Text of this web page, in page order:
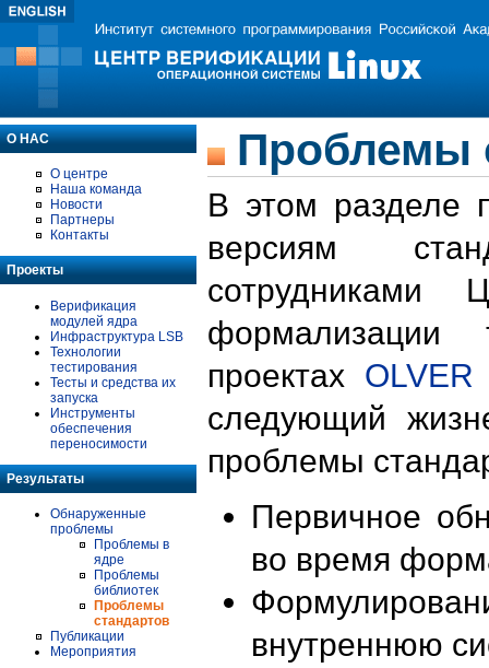
О НАС
О центре
Наша команда
Новости
Партнеры
Контакты
Проекты
Верификация
модулей ядра
Инфраструктура LSB
Технологии
тестирования
Тесты и средства их
запуска
Инструменты
обеспечения
переносимости
Результаты
Обнаруженные
проблемы
Проблемы в
ядре
Проблемы
библиотек
Проблемы
стандартов
Публикации
Мероприятия
Проблемы
В этом разделе
версиям
формализации
проектах OLVER
следующий
проблемы
Первичное
во время
внутреннюю